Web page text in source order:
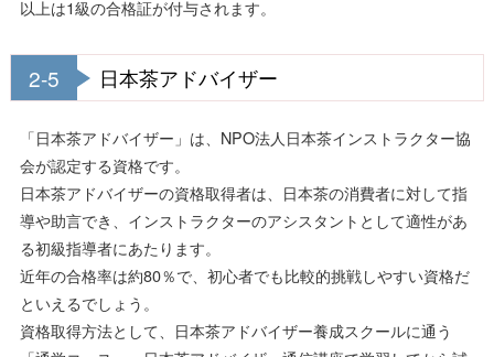
以上は1級の合格証が付与されます。
2-5 日本茶アドバイザー
「日本茶アドバイザー」は、NPO法人日本茶インストラクター協
会が認定する資格です。
日本茶アドバイザーの資格取得者は、日本茶の消費者に対して指
導や助言でき、インストラクターのアシスタントとして適性があ
る初級指導者にあたります。
近年の合格率は約80％で、初心者でも比較的挑戦しやすい資格だ
といえるでしょう。
資格取得方法として、日本茶アドバイザー養成スクールに通う